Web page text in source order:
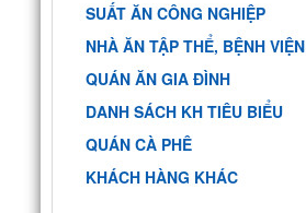
SUẤT ĂN CÔNG NGHIỆP
NHÀ ĂN TẬP THỂ, BỆNH VIỆN
QUÁN ĂN GIA ĐÌNH
DANH SÁCH KH TIÊU BIỂU
QUÁN CÀ PHÊ
KHÁCH HÀNG KHÁC